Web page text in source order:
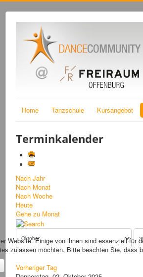
Home Tanzschule Kursangebot
Terminkalender
Nach Jahr
Nach Monat
Nach Woche
Heute
Gehe zu Monat
Vorheriger Tag
Website. Einige von ihnen sind essenziell für
zulassen möchten. Bitte beachten Sie, dass